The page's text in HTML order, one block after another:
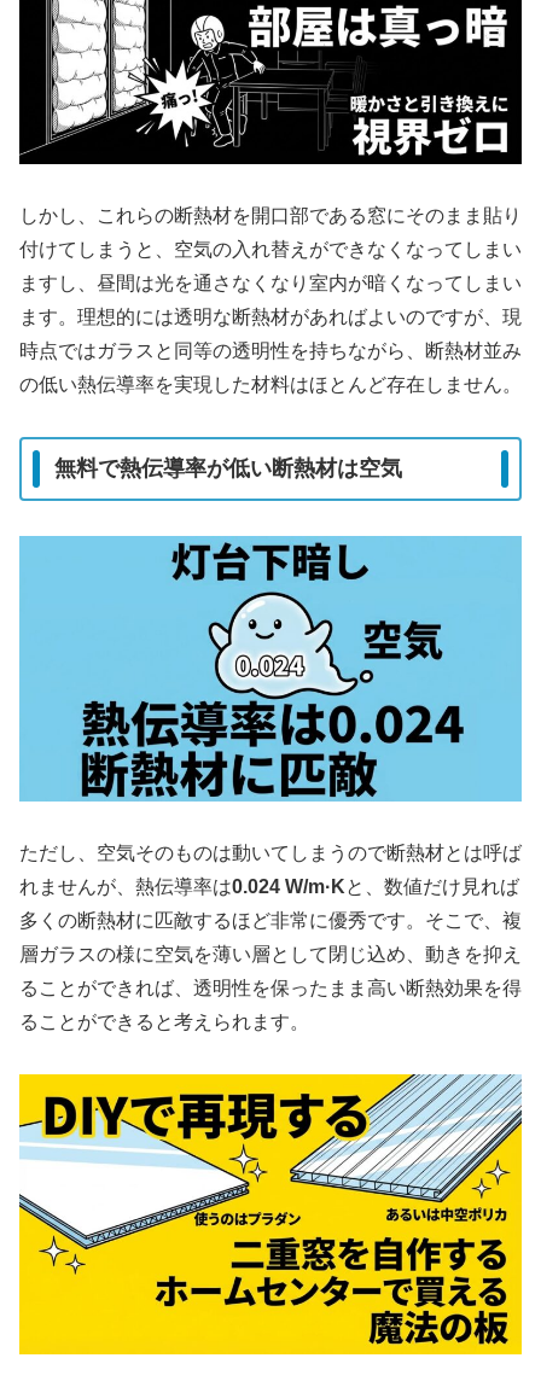
しかし、これらの断熱材を開口部である窓にそのまま貼り
付けてしまうと、空気の入れ替えができなくなってしまい
ますし、昼間は光を通さなくなり室内が暗くなってしまい
ます。理想的には透明な断熱材があればよいのですが、現
時点ではガラスと同等の透明性を持ちながら、断熱材並み
の低い熱伝導率を実現した材料はほとんど存在しません。
無料で熱伝導率が低い断熱材は空気
ただし、空気そのものは動いてしまうので断熱材とは呼ば
れませんが、熱伝導率は0.024 W/m·Kと、数値だけ見れば
多くの断熱材に匹敵するほど非常に優秀です。そこで、複
層ガラスの様に空気を薄い層として閉じ込め、動きを抑え
ることができれば、透明性を保ったまま高い断熱効果を得
ることができると考えられます。